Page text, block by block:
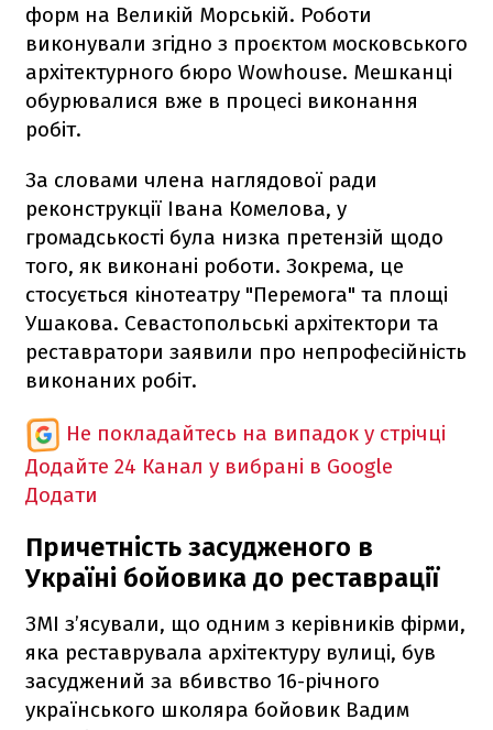
форм на Великій Морській. Роботи
виконували згідно з проєктом московського
архітектурного бюро Wowhouse. Мешканці
обурювалися вже в процесі виконання
робіт.
За словами члена наглядової ради
реконструкції Івана Комелова, у
громадськості була низка претензій щодо
того, як виконані роботи. Зокрема, це
стосується кінотеатру "Перемога" та площі
Ушакова. Севастопольські архітектори та
реставратори заявили про непрофесійність
виконаних робіт.
Не покладайтесь на випадок у стрічці
Додайте 24 Канал у вибрані в Google
Додати
Причетність засудженого в
Україні бойовика до реставрації
ЗМІ з’ясували, що одним з керівників фірми,
яка реставрувала архітектуру вулиці, був
засуджений за вбивство 16-річного
українського школяра бойовик Вадим